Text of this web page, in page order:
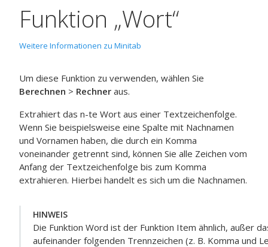
Funktion „Wort“
Weitere Informationen zu Minitab
Um diese Funktion zu verwenden, wählen Sie
Berechnen > Rechner aus.
Extrahiert das n-te Wort aus einer Textzeichenfolge.
Wenn Sie beispielsweise eine Spalte mit Nachnamen
und Vornamen haben, die durch ein Komma
voneinander getrennt sind, können Sie alle Zeichen vom
Anfang der Textzeichenfolge bis zum Komma
extrahieren. Hierbei handelt es sich um die Nachnamen.
HINWEIS
Die Funktion Word ist der Funktion Item ähnlich, außer
aufeinander folgenden Trennzeichen (z. B. Komma und